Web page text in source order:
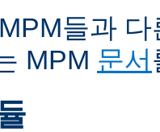
들과
MPM 문서